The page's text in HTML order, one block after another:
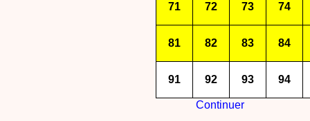
71 72 73 74
81 82 83 84
91 92 93 94
Continuer